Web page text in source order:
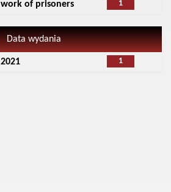
1
work of prisoners
Data wydania
1
2021